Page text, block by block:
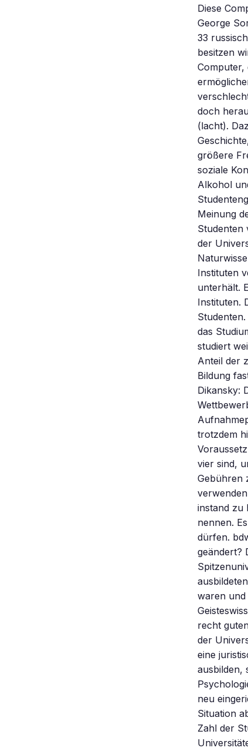
Diese
George
33
besitzen
Computer,
doch
(lacht).
größere
soziale
Alkohol
Meinung
Studenten
der
Instituten
unterhält.
Instituten.
das
studiert
Anteil der
Bildung
Dikansky:
trotzdem
vier sind,
Gebühren
instand zu
nennen.
dürfen.
geändert?
waren und
recht
der
eine
ausbilden,
neu
Situation
Zahl der